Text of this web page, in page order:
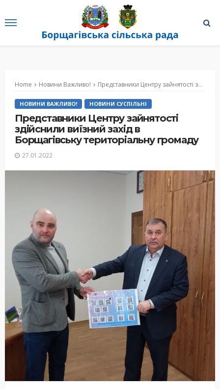
Home Новини Важливо! Представники Центру зайнятості здійснили виїзний захід в Борщагівську територіальну громаду
НОВИНИ ВАЖЛИВО! НОВИНИ СУСПІЛЬНІ
Представники Центру зайнятості
здійснили виїзний захід в
Борщагівську територіальну громаду
27.01.2022